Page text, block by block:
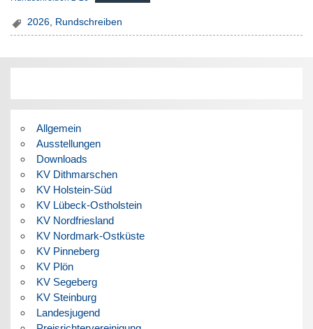
2026, Rundschreiben
Allgemein
Ausstellungen
Downloads
KV Dithmarschen
KV Holstein-Süd
KV Lübeck-Ostholstein
KV Nordfriesland
KV Nordmark-Ostküste
KV Pinneberg
KV Plön
KV Segeberg
KV Steinburg
Landesjugend